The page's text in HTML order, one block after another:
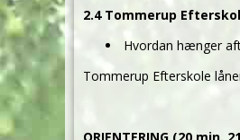
2.4 Tommerup
Hvordan hænger
Tommerup Efterskole